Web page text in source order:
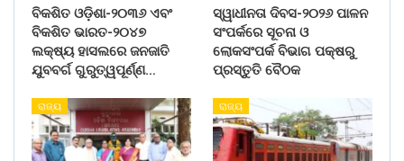
ବିକଶିତ ଓଡ଼ିଶା-୨୦୩୬ ଏବଂ
ବିକଶିତ ଭାରତ-୨୦୪୭
ଲକ୍ଷ୍ୟ ହାସଲରେ ଜନଜାତି
ଯୁବବର୍ଗ ଗୁରୁତ୍ୱପୂର୍ଣ୍ଣ…
ସ୍ୱାଧୀନତା ଦିବସ-୨୦୨୬ ପାଳନ
ସଂପର୍କରେ ସୂଚନା ଓ
ଲୋକସଂପର୍କ ବିଭାଗ ପକ୍ଷରୁ
ପ୍ରସ୍ତୁତି ବୈଠକ
ରାଜ୍ୟ ରାଜ୍ୟ